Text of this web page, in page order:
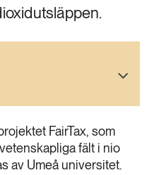
FairTax, som
fält i nio
av Umeå universitet.